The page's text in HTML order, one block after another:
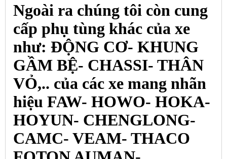
Ngoài ra chúng tôi còn cung
cấp phụ tùng khác của xe
như: ĐỘNG CƠ- KHUNG
GẦM BỆ- CHASSI- THÂN
VỎ,.. của các xe mang nhãn
hiệu FAW- HOWO- HOKA-
HOYUN- CHENGLONG-
CAMC- VEAM- THACO